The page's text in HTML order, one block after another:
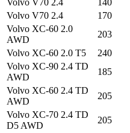
Volvo V70 2.4
140
Volvo V70 2.4
170
Volvo XC-60 2.0
AWD
203
Volvo XC-60 2.0 T5
240
Volvo XC-90 2.4 TD
AWD
185
Volvo XC-60 2.4 TD
AWD
205
Volvo XC-70 2.4 TD
D5 AWD
205